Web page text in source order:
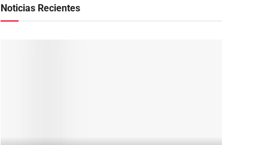
Noticias Recientes